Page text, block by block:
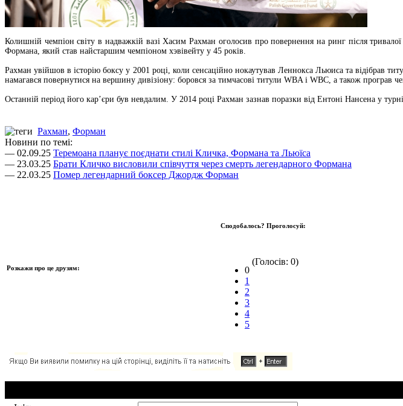
Колишній чемпіон світу в надважкій вазі Хасим Рахман оголосив про повернення на ринг після
Формана, який став найстаршим чемпіоном хэвівейту у 45 років.
Рахман увійшов в історію боксу у 2001 році, коли сенсаційно нокаутував Леннокса Льюиса та відібрав
намагався повернутися на вершину дивізіону: боровся за тимчасові титули WBA і WBC, а також програв
Останній період його кар’єри був невдалим. У 2014 році Рахман зазнав поразки від Ентоні Нансена у
Рахман, Форман
Новини по темі:
— 02.09.25 Теремоана планує поєднати стилі Кличка, Формана та Льюїса
— 23.03.25 Брати Кличко висловили співчуття через смерть легендарного Формана
— 22.03.25 Помер легендарний боксер Джордж Форман
Розкажи про це друзям:
Сподобалось? Проголосуй:
0
1
2
3
4
5
(Голосів: 0)